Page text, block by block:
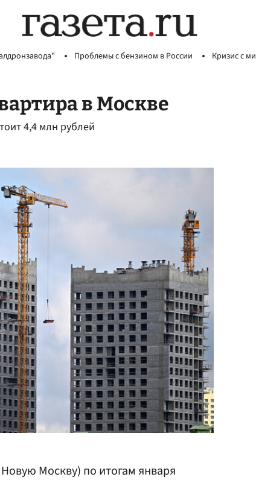
Проблемы с бензином в России Кризис с
в Москве
4,4 млн рублей
Москву) по итогам января